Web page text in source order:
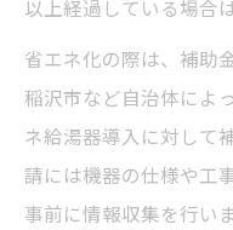
以上経過している場合
省エネ化の際は、補助
稲沢市など自治体によ
ネ給湯器導入に対して
請には機器の仕様や工
事前に情報収集を行い